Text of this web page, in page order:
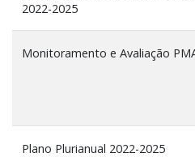
2022-2025
Monitoramento e Avaliação
Plano Plurianual 2022-2025